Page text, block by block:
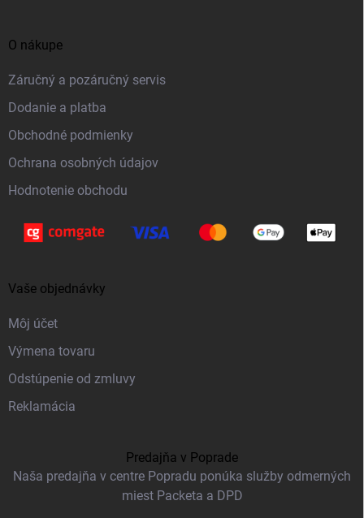
p
ä
e
O nákupe
Záručný a pozáručný servis
Dodanie a platba
Obchodné podmienky
Ochrana osobných údajov
Hodnotenie obchodu
Vaše objednávky
Môj účet
Výmena tovaru
Odstúpenie od zmluvy
Reklamácia
Predajňa v Poprade
Naša predajňa v centre Popradu ponúka služby odmerných
miest Packeta a DPD